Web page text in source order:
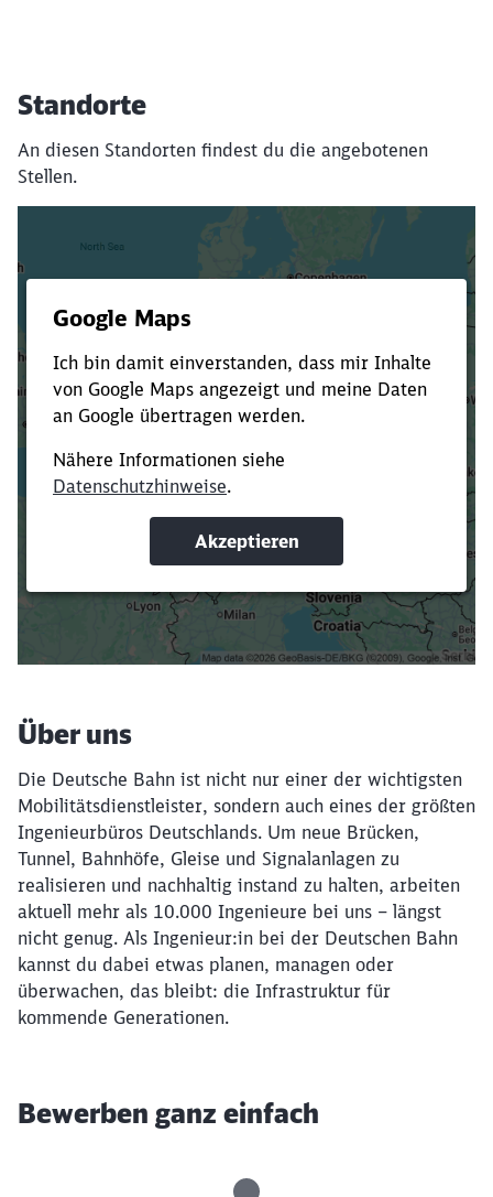
Standorte
An diesen Standorten findest du die angebotenen
Stellen.
Verkürze die Ladezeit, indem du Suchbegriffe
oder Filter hinzufügst.
Suchbegriffe eingeben
Filter setzen
Über uns
Die Deutsche Bahn ist nicht nur einer der wichtigsten
Mobilitätsdienstleister, sondern auch eines der größten
Ingenieurbüros Deutschlands. Um neue Brücken,
Tunnel, Bahnhöfe, Gleise und Signalanlagen zu
realisieren und nachhaltig instand zu halten, arbeiten
aktuell mehr als 10.000 Ingenieure bei uns – längst
nicht genug. Als Ingenieur:in bei der Deutschen Bahn
kannst du dabei etwas planen, managen oder
überwachen, das bleibt: die Infrastruktur für
kommende Generationen.
Bewerben ganz einfach